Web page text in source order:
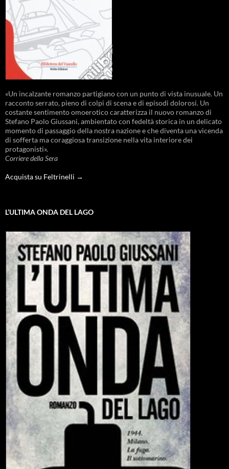
«Un incalzante romanzo partigiano con un punto di vista inusuale. Un
racconto serrato, pieno di colpi di scena e di episodi dolorosi. Un
costante sentimento omoerotico caratterizza il nuovo romanzo di
Stefano Paolo Giussani, ambientato con fedeltà storica in un delicato
momento di passaggio della nostra nazione e che diventa una vicenda
di sofferta ma coraggiosa transizione nella vita interiore dei
protagonisti».
Corriere della Sera
Acquista su Feltrinelli →
L’ULTIMA ONDA DEL LAGO